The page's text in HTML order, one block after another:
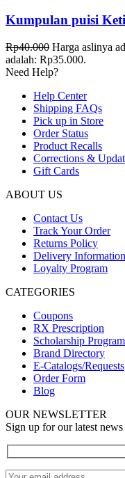
Kumpulan puisi
Rp40.000 Harga aslinya
adalah: Rp35.000.
Need Help?
Help Center
Shipping FAQs
Pick up in Store
Order Status
Product Recalls
Corrections &
Gift Cards
ABOUT US
Contact Us
Track Your Order
Returns Policy
Delivery Information
Loyalty Program
CATEGORIES
Coupons
RX Prescription
Scholarship Program
Brand Directory
E-Catalogs/Requests
Order Form
Blog
OUR NEWSLETTER
Sign up for our latest